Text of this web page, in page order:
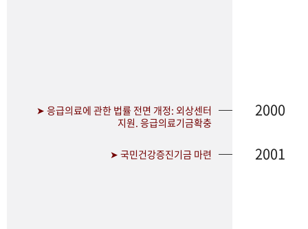
➤ 응급의료에 관한 법률 전면 개정: 외상센터
지원. 응급의료기금확충
2000
➤ 국민건강증진기금 마련 2001